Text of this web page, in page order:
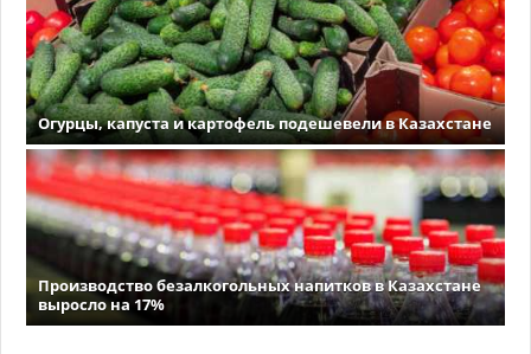
Огурцы, капуста и картофель подешевели в Казахстане
Производство безалкогольных напитков в Казахстане
выросло на 17%